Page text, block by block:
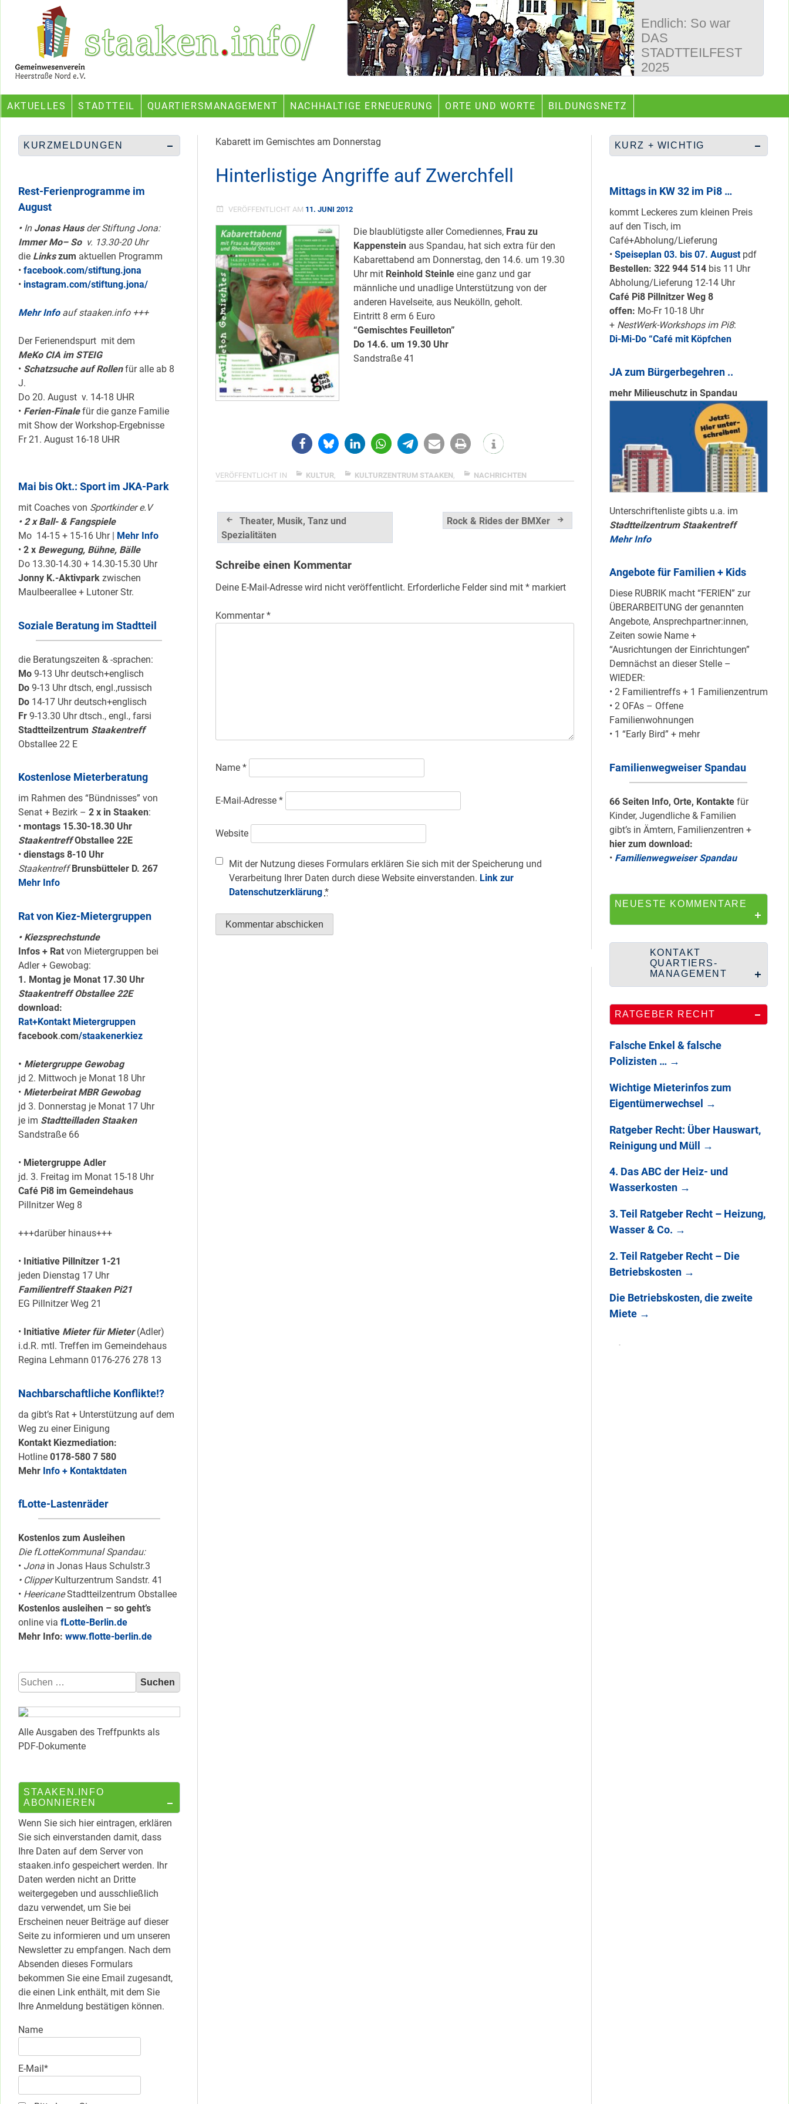
Ein Projekt des Gemeinwesenvereins Heerstraße Nord
AKTUELLES STADTTEIL QUARTIERSMANAGEMENT NACHHALTIGE ERNEUERUNG ORTE UND WORTE BILDUNGSNETZ
Kabarett im Gemischtes am Donnerstag
Hinterlistige Angriffe auf Zwerchfell
VERÖFFENTLICHT AM 11. JUNI 2012
Die blaublütigste aller Comediennes, Frau zu
Kappensteinaus Spandau, hat sich extra für den
Kabarettabend am Donnerstag, den 14.6. um 19.30
Uhr mit Reinhold Steinleeine ganz und gar
männliche und unadlige Unterstützung von der
anderen Havelseite, aus Neukölln, geholt.
Eintritt 8 erm 6 Euro
“Gemischtes Feuilleton”
Do 14.6. um 19.30 Uhr
Sandstraße 41
VERÖFFENTLICHT IN KULTUR, KULTURZENTRUM STAAKEN NACHRICHTEN
Beitragsnavigation
Theater, Musik, Tanz und
Spezialitäten
Rock & Rides der BMXer
Schreibe einen Kommentar
Deine E-Mail-Adresse wird nicht veröffentlicht. Erforderliche Felder sind mit *markiert
Kommentar*
Name *
E-Mail-Adresse *
Website
Mit der Nutzung dieses Formulars erklären Sie sich mit der Speicherung und
Verarbeitung Ihrer Daten durch diese Website einverstanden. Link zur
Datenschutzerklärung *
KURZMELDUNGEN
Rest-Ferienprogramme im
August
•InJonas Hausder Stiftung Jona:
Immer Mo– So v. 13.30-20 Uhr
die Linkszum aktuellen Programm
• facebook.com/stiftung.jona
• instagram.com/stiftung.jona/
Mehr Infoauf staaken.info +++
Der Ferienendspurt mit dem
MeKo CIA im STEIG
• Schatzsuche auf Rollenfür alle ab 8
J.
Do 20. August v. 14-18 UHR
• Ferien-Finalefür die ganze Familie
mit Show der Workshop-Ergebnisse
Fr 21. August 16-18 UHR
Mai bis Okt.: Sport im JKA-Park
mit Coaches von Sportkinder e.V
• 2 x Ball- & Fangspiele
Mo 14-15 + 15-16 Uhr |
Mehr Info
• 2 x Bewegung, Bühne, Bälle
Do 13.30-14.30 + 14.30-15.30 Uhr
Jonny K.-Aktivpark zwischen
Maulbeerallee + Lutoner Str.
Soziale Beratung im Stadtteil
die Beratungszeiten & -sprachen:
Mo 9-13 Uhr deutsch+englisch
Do 9-13 Uhr dtsch, engl.,russisch
Do 14-17 Uhr deutsch+englisch
Fr 9-13.30 Uhr dtsch., engl., farsi
Stadtteilzentrum Staakentreff
Obstallee 22 E
Kostenlose Mieterberatung
im Rahmen des “Bündnisses” von
Senat + Bezirk – 2 x in Staaken:
• montags 15.30-18.30 Uhr
Staakentreff Obstallee 22E
• dienstags 8-10 Uhr
Staakentreff Brunsbütteler D. 267
Mehr Info
Rat von Kiez-Mietergruppen
• Kiezsprechstunde
Infos + Rat von Mietergruppen bei
Adler + Gewobag:
1. Montag je Monat 17.30 Uhr
Staakentreff Obstallee 22E
download:
Rat+Kontakt Mietergruppen
facebook.com/staakenerkiez
• Mietergruppe Gewobag
jd 2. Mittwoch je Monat 18 Uhr
• Mieterbeirat MBR Gewobag
jd 3. Donnerstag je Monat 17 Uhr
je im Stadtteilladen Staaken
Sandstraße 66
• Mietergruppe Adler
jd. 3. Freitag im Monat 15-18 Uhr
Café Pi8 im Gemeindehaus
Pillnitzer Weg 8
+++darüber hinaus+++
• Initiative Pillnítzer 1-21
jeden Dienstag 17 Uhr
Familientreff Staaken Pi21
EG Pillnitzer Weg 21
• Initiative Mieter für Mieter(Adler)
i.d.R. mtl. Treffen im Gemeindehaus
Regina Lehmann 0176-276 278 13
Nachbarschaftliche Konflikte!?
da gibt’s Rat + Unterstützung auf dem
Weg zu einer Einigung
Kontakt Kiezmediation:
Hotline 0178-580 7 580
Mehr Info + Kontaktdaten
fLotte-Lastenräder
Kostenlos zum Ausleihen
Die fLotteKommunal Spandau:
• Jona in Jonas Haus Schulstr.3
• ClipperKulturzentrum Sandstr. 41
• HeericaneStadtteilzentrum Obstallee
Kostenlos ausleihen – so geht’s
online via fLotte-Berlin.de
Mehr Info: www.flotte-berlin.de
Suchen
nach:
Alle Ausgaben des Treffpunkts als
PDF-Dokumente
STAAKEN.INFO
ABONNIEREN
Wenn Sie sich hier eintragen, erklären
Sie sich einverstanden damit, dass
Ihre Daten auf dem Server von
staaken.info gespeichert werden. Ihr
Daten werden nicht an Dritte
weitergegeben und ausschließlich
dazu verwendet, um Sie bei
Erscheinen neuer Beiträge auf dieser
Seite zu informieren und um unseren
Newsletter zu empfangen. Nach dem
Absenden dieses Formulars
bekommen Sie eine Email zugesandt,
die einen Link enthält, mit dem Sie
Ihre Anmeldung bestätigen können.
Name
E-Mail*
KURZ + WICHTIG
Mittags in KW 32 im Pi8 …
kommt Leckeres zum kleinen Preis
auf den Tisch, im
Café+Abholung/Lieferung
• Speiseplan 03. bis 07. August pdf
Bestellen: 322 944 514bis 11 Uhr
Abholung/Lieferung 12-14 Uhr
Café Pi8 Pillnitzer Weg 8
offen: Mo-Fr 10-18 Uhr
+ NestWerk-Workshops im Pi8:
Di-Mi-Do “Café mit Köpfchen
JA zum Bürgerbegehren ..
mehr Milieuschutz in Spandau
Unterschriftenliste gibts u.a. im
Stadtteilzentrum Staakentreff
Mehr Info
Angebote für Familien + Kids
Diese RUBRIK macht “FERIEN” zur
ÜBERARBEITUNG der genannten
Angebote, Ansprechpartner:innen,
Zeiten sowie Name +
“Ausrichtungen der Einrichtungen”
Demnächst an dieser Stelle –
WIEDER:
• 2 Familientreffs + 1 Familienzentrum
• 2 OFAs – Offene
Familienwohnungen
• 1 “Early Bird” + mehr
Familienwegweiser Spandau
66 Seiten Info, Orte, Kontakte für
Kinder, Jugendliche & Familien
gibt’s in Ämtern, Familienzentren +
hier zum download:
• Familienwegweiser Spandau
NEUESTE KOMMENTARE
KONTAKT
QUARTIERS-
MANAGEMENT
RATGEBER RECHT
Falsche Enkel & falsche
Polizisten … →
Wichtige Mieterinfos zum
Eigentümerwechsel →
Ratgeber Recht: Über Hauswart,
Reinigung und Müll →
4. Das ABC der Heiz- und
Wasserkosten →
3. Teil Ratgeber Recht – Heizung,
Wasser & Co. →
2. Teil Ratgeber Recht – Die
Betriebskosten →
Die Betriebskosten, die zweite
Miete →
Endlich: So war
DAS
STADTTEILFEST
2025
Wegbereiter &
geht & sich
ABSCHAFFEN!
Nur grüne & gelbe
Karten für den
neuen Quartiersrat
2023-25 …
Ein echtes “PLUS”
für Heerstraße
Staaken: Immer
schön sauber
Neuer Look für’s
“Redemobil” im
Kiez unterwegs …
Lokale Register-
Anlaufstelle in
Staaken
Silber für
Bildungsnetz
ist Mein Viertel!
errichtet
Wie Staaken zu
zwei Hahnebergen
kam
100 Jahre
Heerstraße